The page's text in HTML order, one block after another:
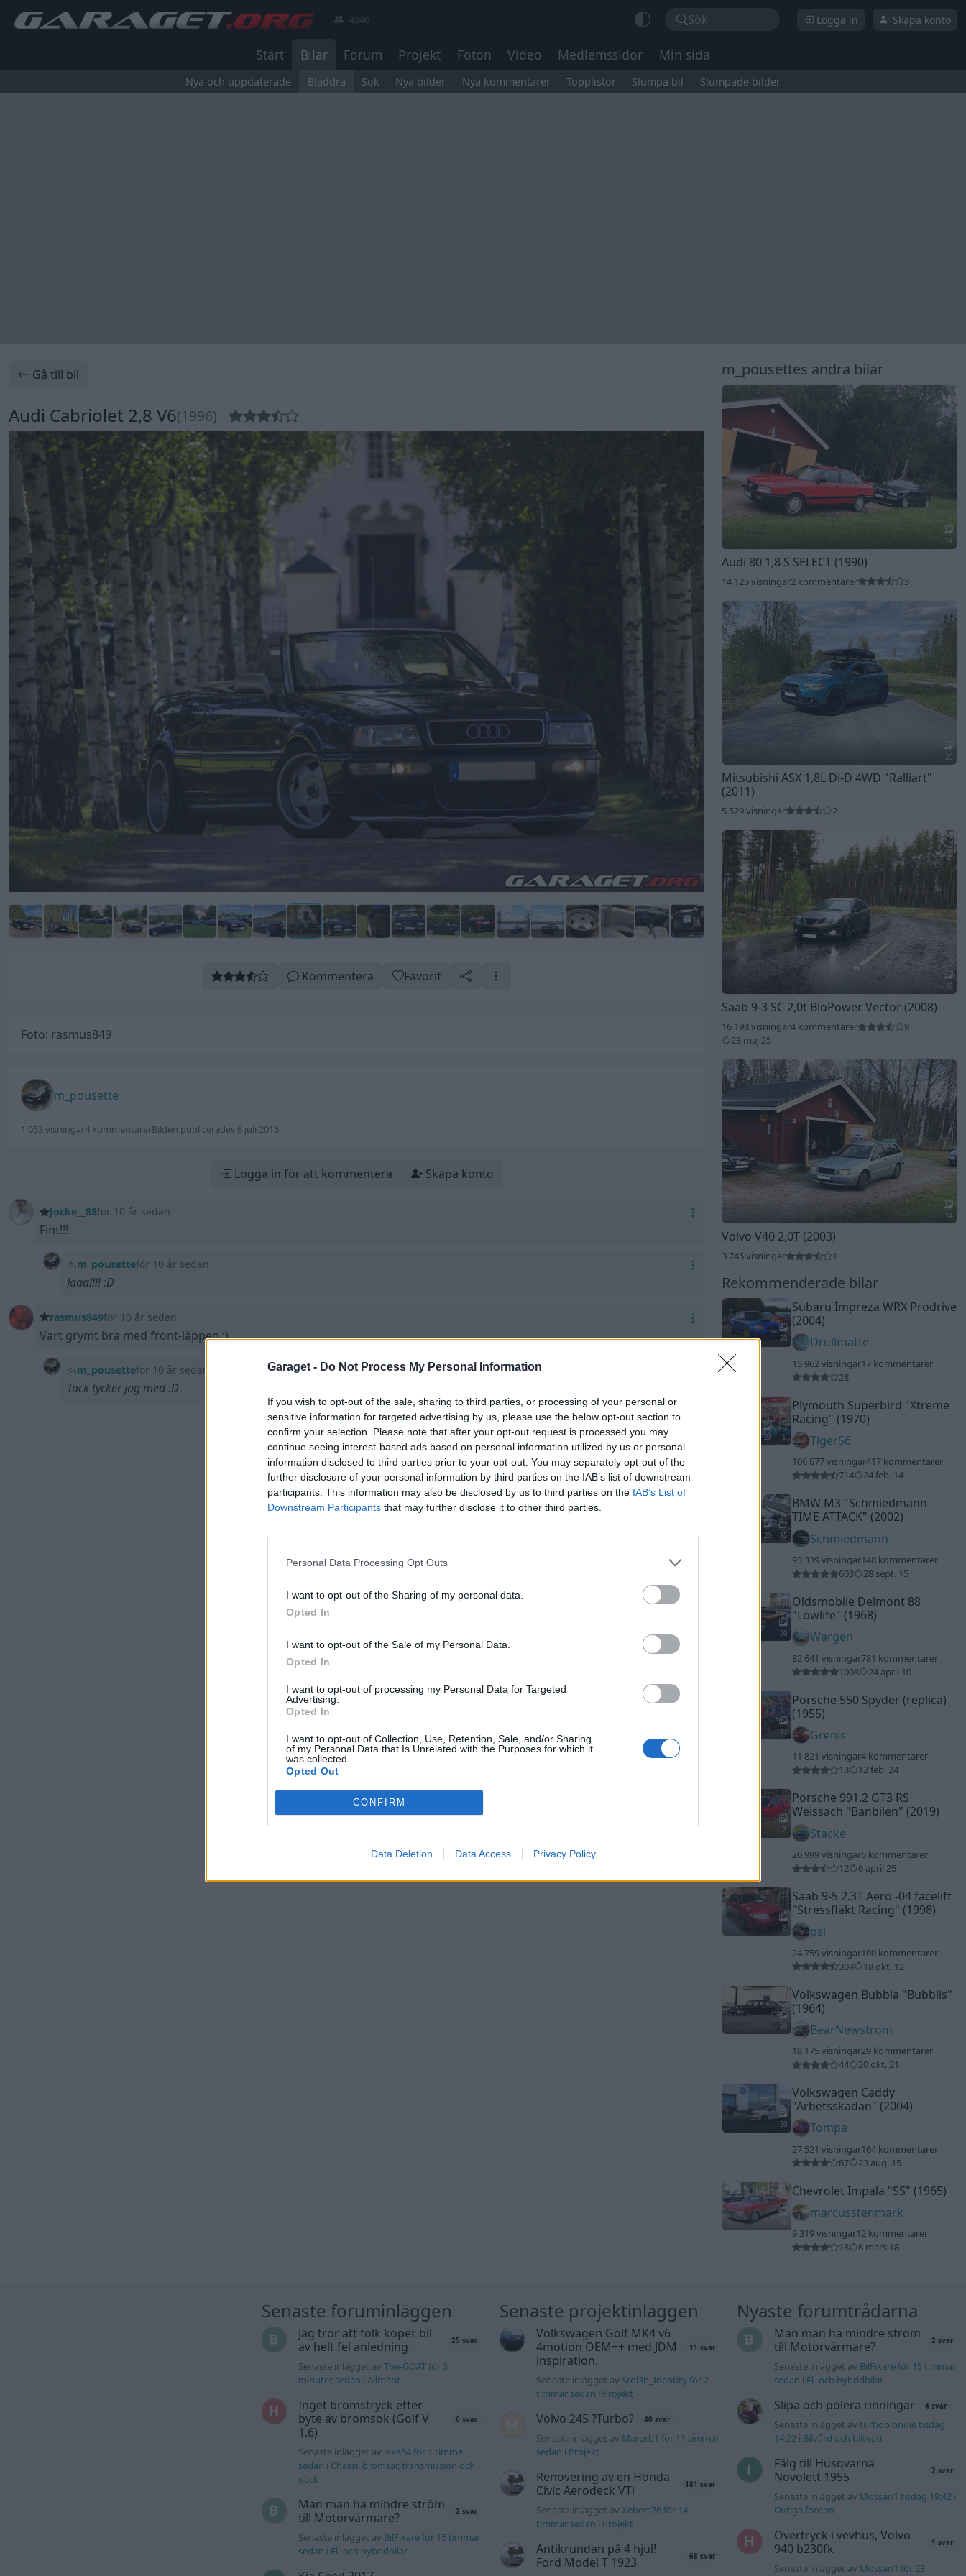
Garaget - Do Not Process My Personal Information
If you wish to opt-out of the sale, sharing to third parties, or processing of your personal or
sensitive information for targeted advertising by us, please use the below opt-out section to
confirm your selection. Please note that after your opt-out request is processed you may
continue seeing interest-based ads based on personal information utilized by us or personal
information disclosed to third parties prior to your opt-out. You may separately opt-out of the
further disclosure of your personal information by third parties on the IAB’s list of downstream
participants. This information may also be disclosed by us to third parties on the IAB’s List of
Downstream Participants that may further disclose it to other third parties.
Personal Data Processing Opt Outs
I want to opt-out of the Sharing of my personal data.
Opted In
I want to opt-out of the Sale of my Personal Data.
Opted In
I want to opt-out of processing my Personal Data for Targeted
Advertising.
Opted In
I want to opt-out of Collection, Use, Retention, Sale, and/or Sharing
of my Personal Data that Is Unrelated with the Purposes for which it
was collected.
Opted Out
CONFIRM
Data Deletion Data Access Privacy Policy
4346 Sök Logga in Skapa konto
Start Bilar Forum Projekt Foton Video Medlemssidor Min sida
Nya och uppdaterade Bläddra Sök Nya bilder Nya kommentarer Topplistor Slumpa bil Slumpade bilder
Gå till bil
Audi Cabriolet 2,8 V6(1996)
Kommentera Favorit
Foto: rasmus849
m_pousette
1 053 visningar4 kommentarerBilden publicerades 6 juli 2016
Logga in för att kommentera Skapa konto
Jocke__88för 10 år sedan
Fint!!!
m_pousetteför 10 år sedan
Jaaa!!!! :D
rasmus849för 10 år sedan
Vart grymt bra med front-läppen :)
m_pousetteför 10 år sedan
Tack tycker jag med :D
m_pousettes andra bilar
14
Audi 80 1,8 S SELECT (1990)
14 125 visningar2 kommentarer 3
20
Mitsubishi ASX 1,8L Di-D 4WD "Ralliart"
(2011)
5 529 visningar 2
19
Saab 9-3 SC 2,0t BioPower Vector (2008)
16 198 visningar4 kommentarer
9
23 maj 25
14
Volvo V40 2,0T (2003)
3 745 visningar 1
Rekommenderade bilar
20
Subaru Impreza WRX Prodrive
(2004)
Drullmatte
15 962 visningar17 kommentarer
28
20 1
Plymouth Superbird "Xtreme
Racing" (1970)
Tiger56
106 677 visningar417 kommentarer
714
24 feb. 14
20 15
BMW M3 "Schmiedmann -
TIME ATTACK" (2002)
Schmiedmann
93 339 visningar148 kommentarer
603
28 sept. 15
20
Oldsmobile Delmont 88
"Lowlife" (1968)
Wargen
82 641 visningar781 kommentarer
1008
24 april 10
12
Porsche 550 Spyder (replica)
(1955)
Grenis
11 821 visningar4 kommentarer
13
12 feb. 24
7
Porsche 991.2 GT3 RS
Weissach "Banbilen" (2019)
Stacke
20 999 visningar6 kommentarer
12
6 april 25
2
Saab 9-5 2.3T Aero -04 facelift
"Stressfläkt Racing" (1998)
psi
24 759 visningar100 kommentarer
309
18 okt. 12
20
Volkswagen Bubbla "Bubblis"
(1964)
BearNewstrom
18 175 visningar29 kommentarer
44
20 okt. 21
20
Volkswagen Caddy
"Arbetsskadan" (2004)
Tompa
27 521 visningar164 kommentarer
87
23 aug. 15
Chevrolet Impala "SS" (1965)
marcusstenmark
9 319 visningar12 kommentarer
18
6 mars 18
Senaste foruminläggen
Jag tror att folk köper bil
av helt fel anledning.
25 svar
Senaste inlägget avThe-GOAT för 3
minuter sedan iAllmänt
Inget bromstryck efter
byte av bromsok (Golf V
1.6)
6 svar
Senaste inlägget av jaka54 för 1 timme
sedan i Chassi, bromsar, transmission och
däck
Man man ha mindre ström
till Motorvärmare?
2 svar
Senaste inlägget av BilFixare för 15 timmar
sedan i El- och hybridbilar
Senaste projektinläggen
Volkswagen Golf MK4 v6
4motion OEM++ med JDM
inspiration.
11 svar
Senaste inlägget av Stol3n_Identity för 2
timmar sedan i Projekt
Volvo 245 ?Turbo? 40 svar
Senaste inlägget av Marurb1 för 11 timmar
sedan i Projekt
Renovering av en Honda
Civic Aerodeck VTi
181 svar
Senaste inlägget av Xebers76 för 14
timmar sedan i Projekt
Antikrundan på 4 hjul!
Ford Model T 1923
68 svar
Nyaste forumtrådarna
Man man ha mindre ström
till Motorvärmare?
2 svar
Senaste inlägget av BilFixare för 15 timmar
sedan i El- och hybridbilar
Slipa och polera rinningar 4 svar
Senaste inlägget av turboblondie tisdag
14:22i Bilvård och biltvätt
Fälg till Husqvarna
Novolett 1955
2 svar
Senaste inlägget av Mossan1 tisdag 19:42i
Övriga fordon
Övertryck i vevhus, Volvo
940 b230fk
1 svar
Senaste inlägget av Mossan1 för 23